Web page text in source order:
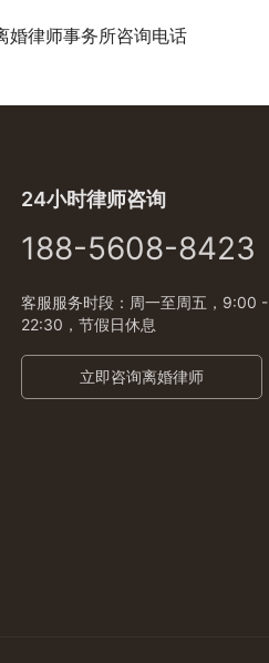
婚律师事务所咨询电话
24小时律师咨询
188-5608-8423
客服服务时段：周一至周五，9:00 -
22:30，节假日休息
立即咨询离婚律师